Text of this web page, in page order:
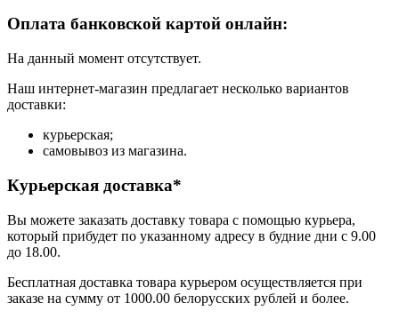
Оплата банковской картой онлайн:
На данный момент отсутствует.
Наш интернет-магазин предлагает несколько вариантов
доставки:
курьерская;
самовывоз из магазина.
Курьерская доставка*
Вы можете заказать доставку товара с помощью курьера,
который прибудет по указанному адресу в будние дни с 9.00
до 18.00.
Бесплатная доставка товара курьером осуществляется при
заказе на сумму от 1000.00 белорусских рублей и более.